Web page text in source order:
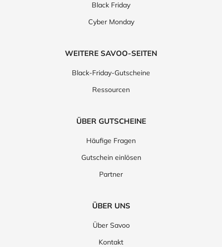
Black Friday
Cyber Monday
WEITERE SAVOO-SEITEN
Black-Friday-Gutscheine
Ressourcen
ÜBER GUTSCHEINE
Häufige Fragen
Gutschein einlösen
Partner
ÜBER UNS
Über Savoo
Kontakt